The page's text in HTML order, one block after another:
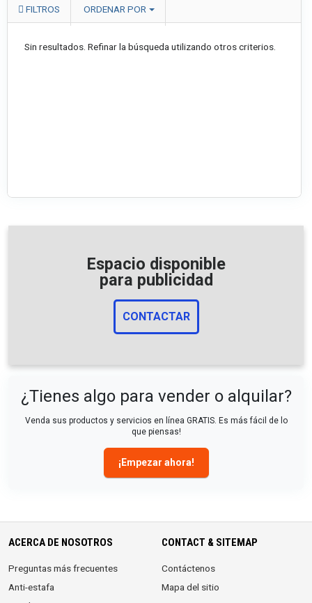
FILTROS ORDENAR POR
Sin resultados. Refinar la búsqueda utilizando otros criterios.
Espacio disponible
para publicidad
CONTACTAR
¿Tienes algo para vender o alquilar?
Venda sus productos y servicios en línea GRATIS. Es más fácil de lo
que piensas!
¡Empezar ahora!
ACERCA DE NOSOTROS
Preguntas más frecuentes
Anti-estafa
CONTACT & SITEMAP
Contáctenos
Mapa del sitio